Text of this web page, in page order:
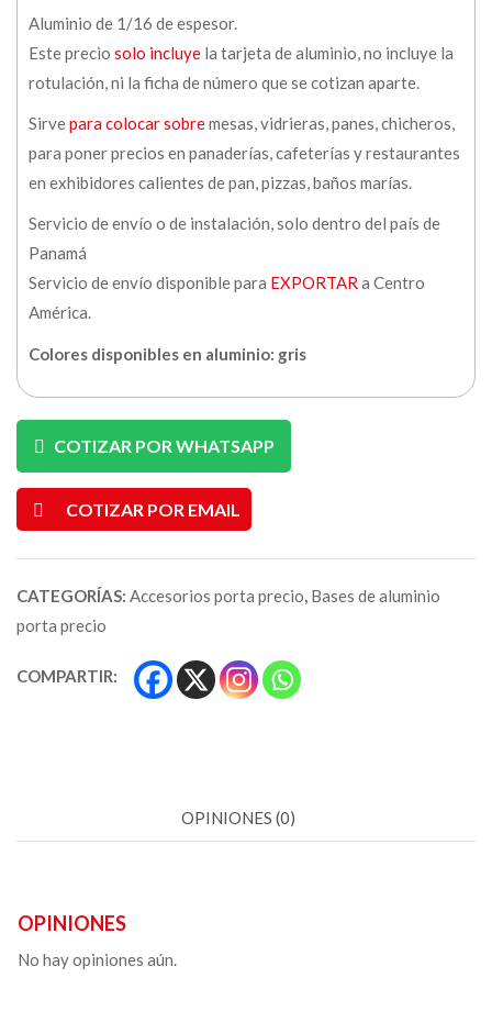
Aluminio de 1/16 de espesor.
Este precio solo incluye la tarjeta de aluminio, no incluye la
rotulación, ni la ficha de número que se cotizan aparte.
Sirvepara colocar sobremesas, vidrieras, panes, chicheros,
para poner precios en panaderías, cafeterías y restaurantes
en exhibidores calientes de pan, pizzas, baños marías.
Servicio de envío o de instalación, solo dentro del país de
Panamá
Servicio de envío disponible para EXPORTAR a Centro
América.
Colores disponibles en aluminio: gris
COTIZAR POR WHATSAPP
COTIZAR POR EMAIL
CATEGORÍAS: Accesorios porta precio, Bases de aluminio
porta precio
COMPARTIR:
OPINIONES (0)
OPINIONES
No hay opiniones aún.